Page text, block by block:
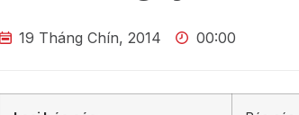
19 Tháng Chín, 2014 00:00